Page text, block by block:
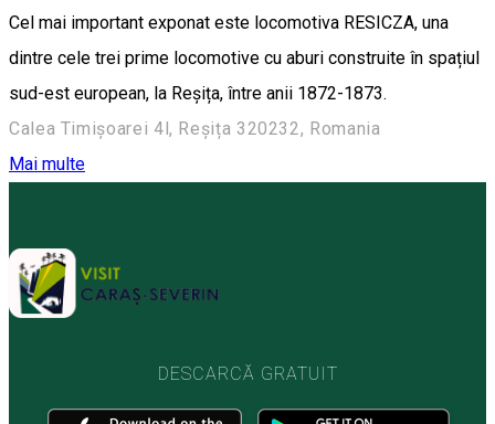
Cel mai important exponat este locomotiva RESICZA, una
dintre cele trei prime locomotive cu aburi construite în spațiul
sud-est european, la Reșița, între anii 1872-1873.
Calea Timișoarei 4l, Reșița 320232, Romania
Mai multe
DESCARCĂ GRATUIT